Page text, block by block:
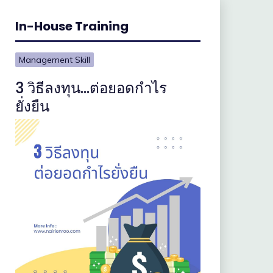
In-House Training
Management Skill
3 วิธีลงทุน…ต่อยอดกำไร
ยั่งยืน